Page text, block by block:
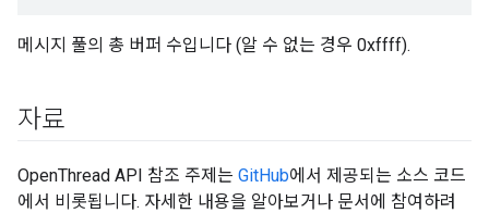
메시지 풀의 총 버퍼 수입니다 (알 수 없는 경우 0xffff).
자료
OpenThread API 참조 주제는 GitHub에서 제공되는 소스 코드
에서 비롯됩니다. 자세한 내용을 알아보거나 문서에 참여하려